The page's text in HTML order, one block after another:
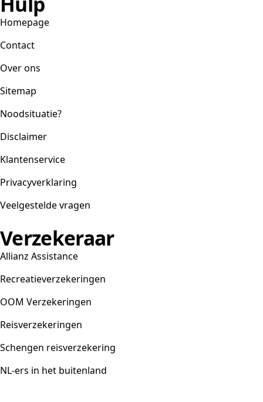
Homepage
Contact
Over ons
Sitemap
Noodsituatie?
Disclaimer
Klantenservice
Privacyverklaring
Veelgestelde vragen
Verzekeraar
Allianz Assistance
Recreatieverzekeringen
OOM Verzekeringen
Reisverzekeringen
Schengen reisverzekering
NL-ers in het buitenland